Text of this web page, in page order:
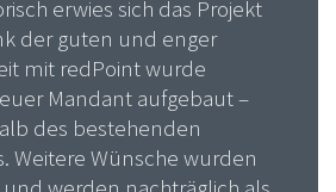
erwies sich das Projekt
der guten und enger
mit redPoint wurde
Mandant aufgebaut –
des bestehenden
Weitere Wünsche wurden